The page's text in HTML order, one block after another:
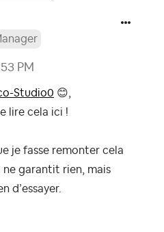
PM
Studio0 😊
lire cela ici !
je fasse remonter cela
ne garantit rien, mais
d’essayer.